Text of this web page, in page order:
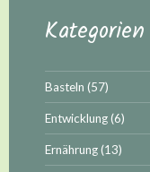
Kategorien
Basteln (57)
Entwicklung(6)
Ernährung(13)